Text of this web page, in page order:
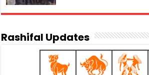
Rashifal Updates